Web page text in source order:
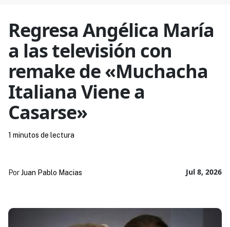
Regresa Angélica María
a las televisión con
remake de «Muchacha
Italiana Viene a
Casarse»
Jul 8, 2026
PorJuan Pablo Macias
1 minutos de lectura